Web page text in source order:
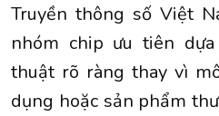
Truyền thông số Việt
nhóm chip ưu tiên
thuật rõ ràng thay vì
dụng hoặc sản phẩm